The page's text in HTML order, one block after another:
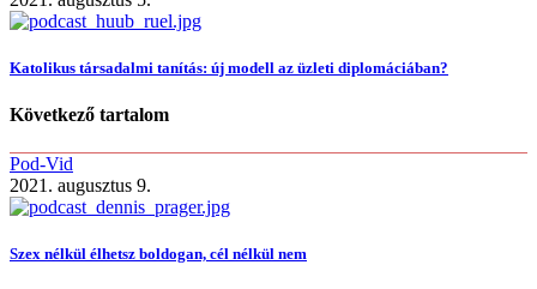
Katolikus társadalmi tanítás: új modell az üzleti diplomáciában?
Következő tartalom
Pod-Vid
2021. augusztus 9.
Szex nélkül élhetsz boldogan, cél nélkül nem